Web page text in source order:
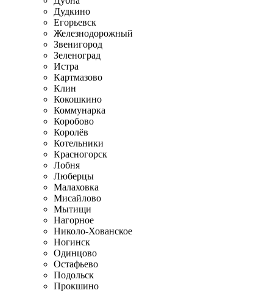
Дудкино
Егорьевск
Железнодорожный
Звенигород
Зеленоград
Истра
Картмазово
Клин
Кокошкино
Коммунарка
Коробово
Королёв
Котельники
Красногорск
Лобня
Люберцы
Малаховка
Мисайлово
Мытищи
Нагорное
Николо-Хованское
Ногинск
Одинцово
Остафьево
Подольск
Прокшино